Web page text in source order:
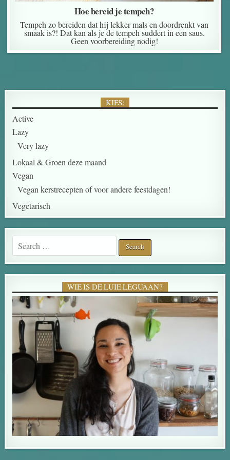
Hoe bereid je tempeh?
Tempeh zo bereiden dat hij lekker mals en doordrenkt van
smaak is?! Dat kan als je de tempeh suddert in een saus.
Geen voorbereiding nodig!
KIES:
Active
Lazy
Very lazy
Lokaal & Groen deze maand
Vegan
Vegan kerstrecepten of voor andere feestdagen!
Vegetarisch
Search for:
WIE IS DE LUIE LEGUAAN?